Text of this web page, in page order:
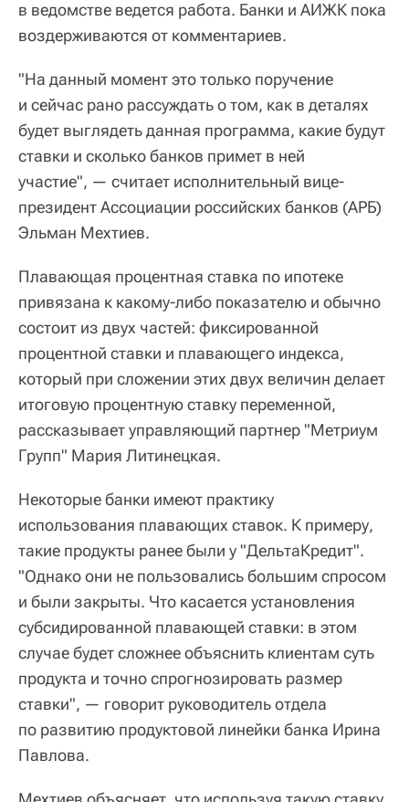
в ведомстве ведется работа. Банки и АИЖК пока
воздерживаются от комментариев.
"На данный момент это только поручение
и сейчас рано рассуждать о том, как в деталях
будет выглядеть данная программа, какие будут
ставки и сколько банков примет в ней
участие", — считает исполнительный вице-
президент Ассоциации российских банков (АРБ)
Эльман Мехтиев.
Плавающая процентная ставка по ипотеке
привязана к какому-либо показателю и обычно
состоит из двух частей: фиксированной
процентной ставки и плавающего индекса,
который при сложении этих двух величин делает
итоговую процентную ставку переменной,
рассказывает управляющий партнер "Метриум
Групп" Мария Литинецкая.
Некоторые банки имеют практику
использования плавающих ставок. К примеру,
такие продукты ранее были у "ДельтаКредит".
"Однако они не пользовались большим спросом
и были закрыты. Что касается установления
субсидированной плавающей ставки: в этом
случае будет сложнее объяснить клиентам суть
продукта и точно спрогнозировать размер
ставки", — говорит руководитель отдела
по развитию продуктовой линейки банка Ирина
Павлова.